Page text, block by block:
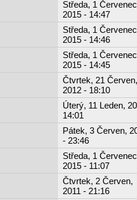
Středa, 1
2015 - 14:47
Středa, 1
2015 - 14:46
Středa, 1
2015 - 14:45
Čtvrtek, 21 Červen,
2012 - 18:10
Úterý, 11 Leden,
14:01
Pátek, 3 Červen,
- 23:46
Středa, 1
2015 - 11:07
Čtvrtek, 2 Červen,
2011 - 21:16